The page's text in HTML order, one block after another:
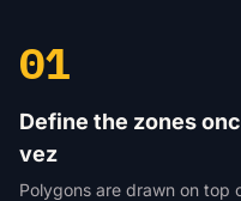
01
Define the zones
vez
Polygons are drawn on